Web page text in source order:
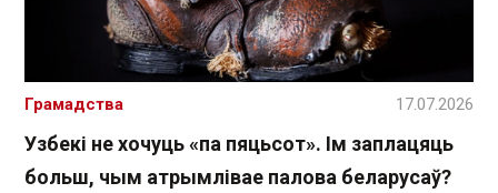
Узбекі не хочуць «па пяцьсот». Ім заплацяць
больш, чым атрымлівае палова беларусаў?
Грамадства 17.07.2026